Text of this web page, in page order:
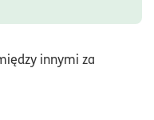
innymi za